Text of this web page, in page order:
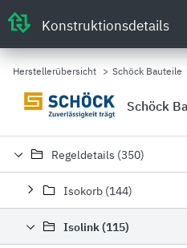
Konstruktionsdetails
Herstellerübersicht > Schöck Bauteile
Schöck
Regeldetails (350)
Isokorb (144)
Isolink (115)